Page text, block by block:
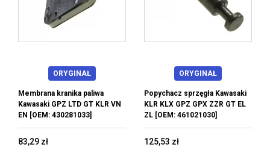
ORYGINAŁ
Membrana kranika paliwa
Kawasaki GPZ LTD GT KLR VN
EN [OEM: 430281033]
83,29 zł
ORYGINAŁ
Popychacz sprzęgła Kawasaki
KLR KLX GPZ GPX ZZR GT EL
ZL [OEM: 461021030]
125,53 zł